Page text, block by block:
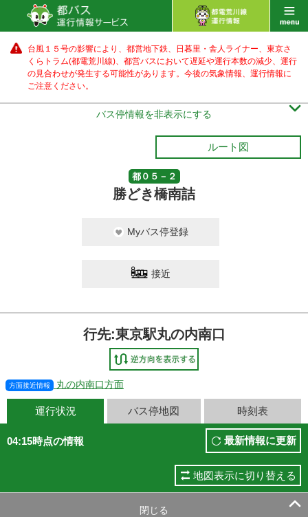
台風１５号の影響により、都営地下鉄、日暮里・舎人ライナー、東京さ
くらトラム(都電荒川線)、都営バスにおいて遅延や運行本数の減少、運行
の見合わせが発生する可能性があります。 今後の気象情報、運行情報に
ご注意ください。
バス停情報を非表示にする 
ルート図
都０５－２
勝どき橋南詰
Myバス停登録
接近
行先:東京駅丸の内南口
方面接近情報 丸の内南口方面
運行状況 バス停地図 時刻表
04:15時点の情報 最新情報に更新
地図表示に切り替える
閉じる 